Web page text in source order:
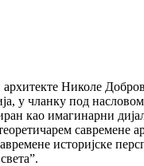
Николе
у чланку под
као имагинарни
савремене
историјске